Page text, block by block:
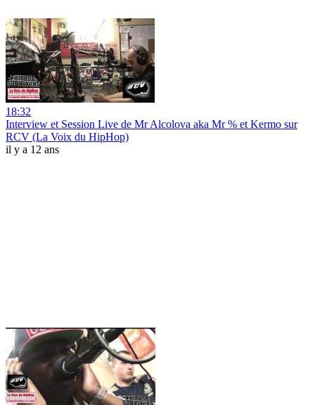
18:32
Interview et Session Live de Mr Alcolova aka Mr % et Kermo sur
RCV (La Voix du HipHop)
il y a 12 ans